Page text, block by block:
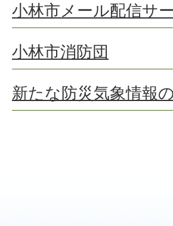
小林市メール配信サ
小林市消防団
新たな防災気象情報